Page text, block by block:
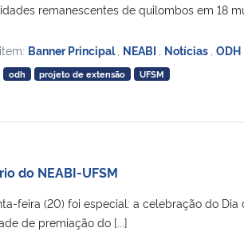
remanescentes de quilombos em 18
Banner Principal NEABI Notícias ODH
odh projeto de extensão UFSM
do NEABI-UFSM
feira (20) foi especial: a celebração do Dia
de premiação do [...]